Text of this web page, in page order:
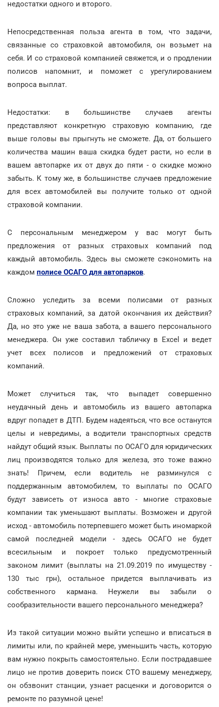
недостатки одного и второго.
Непосредственная польза агента в том, что задачи,
связанные со страховкой автомобиля, он возьмет на
себя. И со страховой компанией свяжется, и о продлении
полисов напомнит, и поможет с урегулированием
вопроса выплат.
Недостатки: в большинстве случаев агенты
представляют конкретную страховую компанию, где
выше головы вы прыгнуть не сможете. Да, от большего
количества машин ваша скидка будет расти, но если в
вашем автопарке их от двух до пяти - о скидке можно
забыть. К тому же, в большинстве случаев предложение
для всех автомобилей вы получите только от одной
страховой компании.
С персональным менеджером у вас могут быть
предложения от разных страховых компаний под
каждый автомобиль. Здесь вы сможете сэкономить на
каждом полисе ОСАГО для автопарков.
Сложно уследить за всеми полисами от разных
страховых компаний, за датой окончания их действия?
Да, но это уже не ваша забота, а вашего персонального
менеджера. Он уже составил табличку в Excel и ведет
учет всех полисов и предложений от страховых
компаний.
Может случиться так, что выпадет совершенно
неудачный день и автомобиль из вашего автопарка
вдруг попадет в ДТП. Будем надеяться, что все останутся
целы и невредимы, а водители транспортных средств
найдут общий язык. Выплаты по ОСАГО для юридических
лиц производятся только для железа, это тоже важно
знать! Причем, если водитель не разминулся с
поддержанным автомобилем, то выплаты по ОСАГО
будут зависеть от износа авто - многие страховые
компании так уменьшают выплаты. Возможен и другой
исход - автомобиль потерпевшего может быть иномаркой
самой последней модели - здесь ОСАГО не будет
всесильным и покроет только предусмотренный
законом лимит (выплаты на 21.09.2019 по имуществу -
130 тыс грн), остальное придется выплачивать из
собственного кармана. Неужели вы забыли о
сообразительности вашего персонального менеджера?
Из такой ситуации можно выйти успешно и вписаться в
лимиты или, по крайней мере, уменьшить часть, которую
вам нужно покрыть самостоятельно. Если пострадавшее
лицо не против доверить поиск СТО вашему менеджеру,
он обзвонит станции, узнает расценки и договорится о
ремонте по разумной цене!